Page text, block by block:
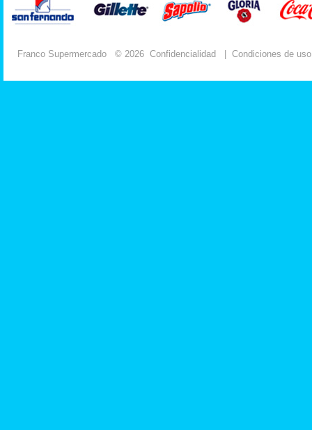
Franco Supermercado © 2026 Confidencialidad Condiciones de uso